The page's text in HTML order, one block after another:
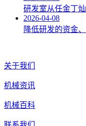
研发室从任金丁灿
2026-04-08
降低研发的资金、
关于我们
机械资讯
机械百科